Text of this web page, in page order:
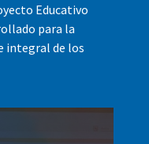
Educativo
para la
integral de los